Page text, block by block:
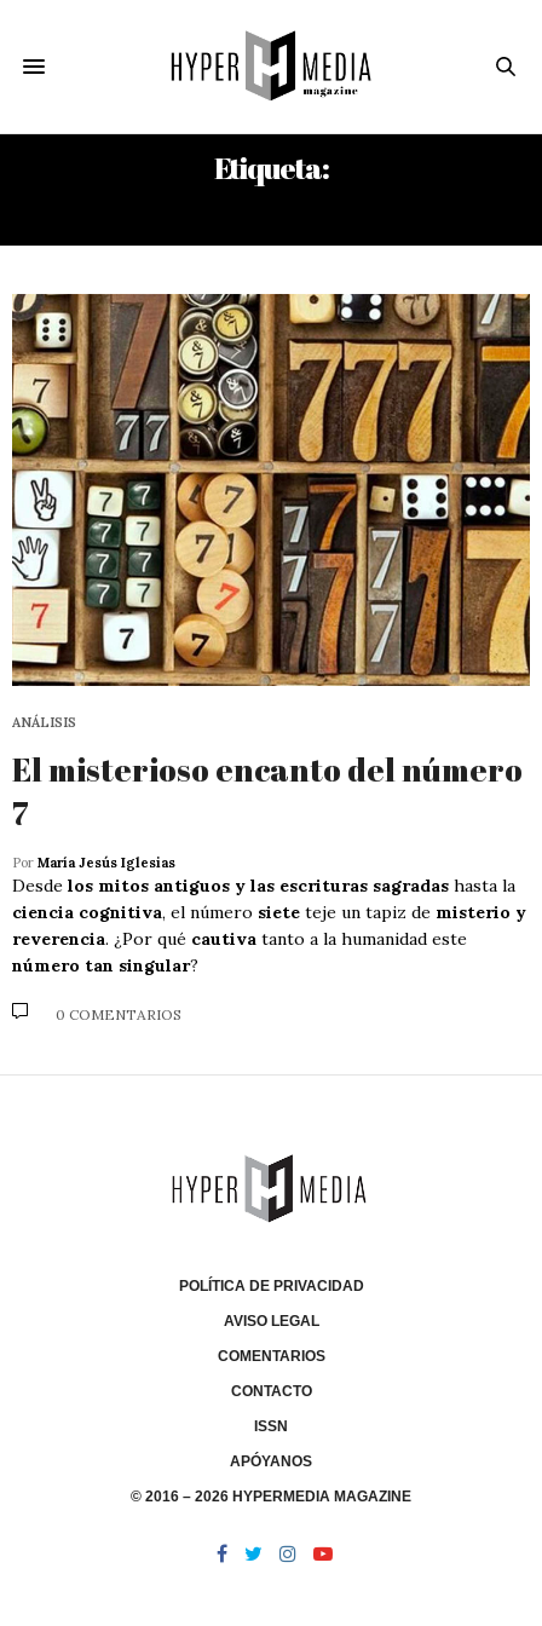
Etiqueta:
ANÁLISIS
El misterioso encanto del número
7
Por María Jesús Iglesias
Desde los mitos antiguos y las escrituras sagradas hasta la
ciencia cognitiva, el número siete teje un tapiz de misterio y
reverencia. ¿Por qué cautiva tanto a la humanidad este
número tan singular?
0 COMENTARIOS
POLÍTICA DE PRIVACIDAD
AVISO LEGAL
COMENTARIOS
CONTACTO
ISSN
APÓYANOS
© 2016 – 2026 HYPERMEDIA MAGAZINE